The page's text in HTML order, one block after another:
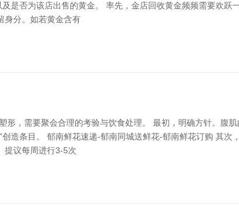
是否为该店出售的黄金。 率先，金店回收黄金频频需要欢跃
身分。如若黄金含有
，需要聚会合理的考验与饮食处理。 最初，明确方针。腹
造条目。 郁南鲜花速递-郁南同城送鲜花-郁南鲜花订购 其次
提议每周进行3-5次